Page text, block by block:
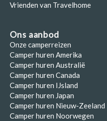
Vrienden van Travelhome
Ons aanbod
Onze camperreizen
Camper huren Amerika
Camper huren Australië
Camper huren Canada
Camper huren IJsland
Camper huren Japan
Camper huren Nieuw-Zeeland
Camper huren Noorwegen